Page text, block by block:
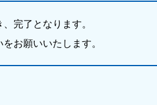
完了となります。
お願いいたします。